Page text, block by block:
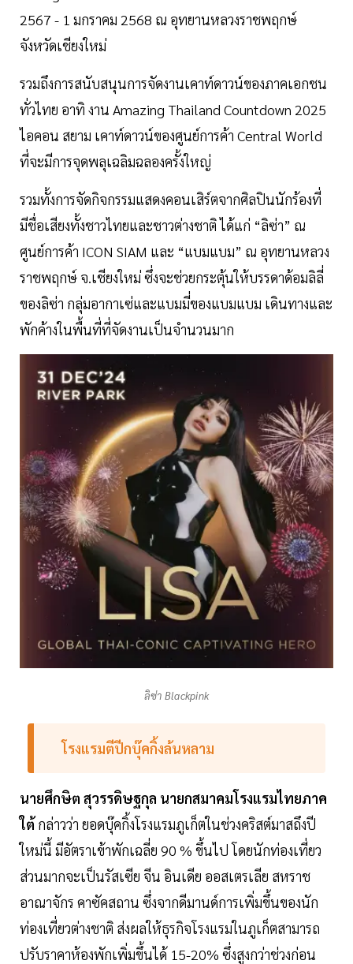
2567 - 1 มกราคม 2568 ณ อุทยานหลวงราชพฤกษ์
จังหวัดเชียงใหม่
รวมถึงการสนับสนุนการจัดงานเคาท์ดาวน์ของภาคเอกชน
ทั่วไทย อาทิ งาน Amazing Thailand Countdown 2025
ไอคอน สยาม เคาท์ดาวน์ของศูนย์การค้า Central World
ที่จะมีการจุดพลุเฉลิมฉลองครั้งใหญ่
รวมทั้งการจัดกิจกรรมแสดงคอนเสิร์ตจากศิลปินนักร้องที่
มีชื่อเสียงทั้งชาวไทยและชาวต่างชาติ ได้แก่ “ลิซ่า” ณ
ศูนย์การค้า ICON SIAM และ “แบมแบม” ณ อุทยานหลวง
ราชพฤกษ์ จ.เชียงใหม่ ซึ่งจะช่วยกระตุ้นให้บรรดาด้อมลิลี่
ของลิซ่า กลุ่มอากาเซ่และแบมมี่ของแบมแบม เดินทางและ
พักค้างในพื้นที่ที่จัดงานเป็นจำนวนมาก
ลิซ่า Blackpink
โรงแรมตีปีกบุ๊คกิ้งล้นหลาม
นายศึกษิต สุวรรดิษฐกุล นายกสมาคมโรงแรมไทยภาค
ใต้กล่าวว่า ยอดบุ๊คกิ้งโรงแรมภูเก็ตในช่วงคริสต์มาสถึงปี
ใหม่นี้ มีอัตราเข้าพักเฉลี่ย 90 % ขึ้นไป โดยนักท่องเที่ยว
ส่วนมากจะเป็นรัสเซีย จีน อินเดีย ออสเตรเลีย สหราช
อาณาจักร คาซัคสถาน ซึ่งจากดีมานด์การเพิ่มขึ้นของนัก
ท่องเที่ยวต่างชาติ ส่งผลให้ธุรกิจโรงแรมในภูเก็ตสามารถ
ปรับราคาห้องพักเพิ่มขึ้นได้ 15-20% ซึ่งสูงกว่าช่วงก่อน